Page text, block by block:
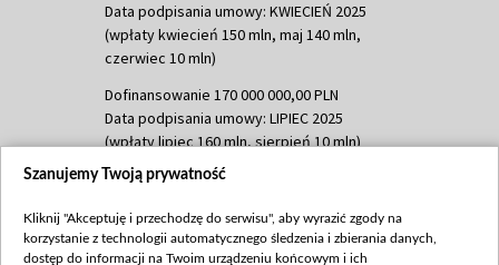
Data podpisania umowy: KWIECIEŃ 2025
(wpłaty kwiecień 150 mln, maj 140 mln,
czerwiec 10 mln)
Dofinansowanie 170 000 000,00 PLN
Data podpisania umowy: LIPIEC 2025
(wpłaty lipiec 160 mln, sierpień 10 mln)
Dofinansowanie 60 000 000,00 PLN
(wpłata wrzesień 60 mln)
Szanujemy Twoją prywatność
Kliknij "Akceptuję i przechodzę do serwisu", aby wyrazić zgody na
korzystanie z technologii automatycznego śledzenia i zbierania danych,
dostęp do informacji na Twoim urządzeniu końcowym i ich